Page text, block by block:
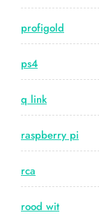
profigold
ps4
q link
raspberry pi
rca
rood wit